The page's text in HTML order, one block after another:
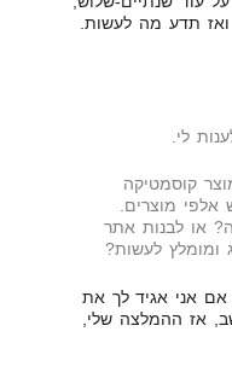
ואז תדע מה לעשות.
לי.
קוסמטיקה
או לבנות אתר
ומומלץ לעשות?
אני אגיד לך את
אז ההמלצה שלי,